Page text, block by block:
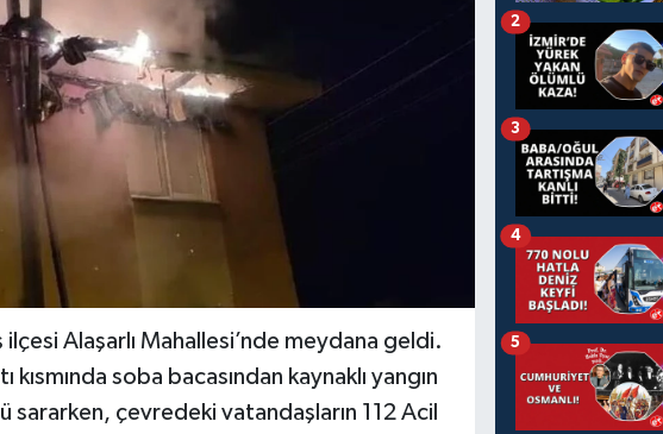
Alaşarlı Mahallesi’nde meydana geldi.
soba bacasından kaynaklı yangın
sararken, çevredeki vatandaşların 112 Acil
2
3
4
5